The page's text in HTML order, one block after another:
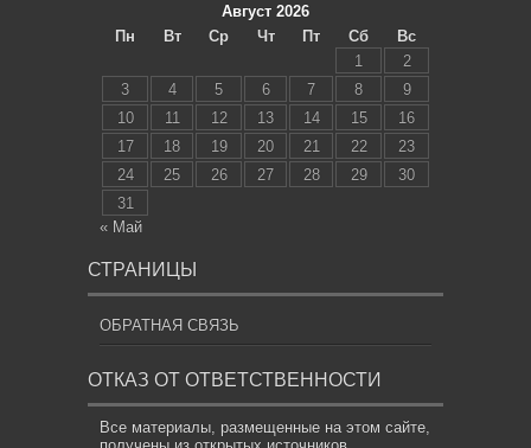
Август 2026
Пн
Вт Ср Чт Пт Сб
Вс
1
2
3
4 5 6 7 8
9
10
11 12 13 14 15
16
17
18 19 20 21 22
23
24
25 26 27 28 29
30
31
« Май
СТРАНИЦЫ
ОБРАТНАЯ СВЯЗЬ
ОТКАЗ ОТ ОТВЕТСТВЕННОСТИ
Все материалы, размещенные на этом сайте,